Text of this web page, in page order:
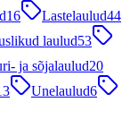
16 Lastelaulud44
laulud53
ja sõjalaulud20
Unelaulud6